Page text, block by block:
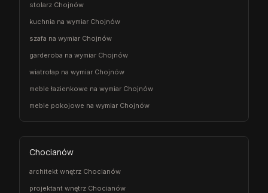
stolarz Chojnów
kuchnia na wymiar Chojnów
szafa na wymiar Chojnów
garderoba na wymiar Chojnów
wiatrołap na wymiar Chojnów
meble łazienkowe na wymiar Chojnów
meble pokojowe na wymiar Chojnów
Chocianów
architekt wnętrz Chocianów
projektant wnętrz Chocianów